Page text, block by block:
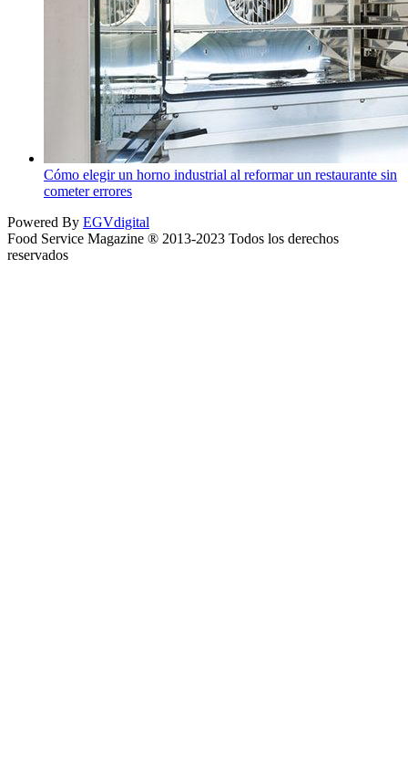
Cómo elegir un horno industrial al reformar un restaurante sin
cometer errores
Powered By EGVdigital
Food Service Magazine ® 2013-2023 Todos los derechos
reservados